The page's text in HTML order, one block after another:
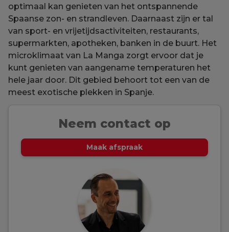
optimaal kan genieten van het ontspannende
Spaanse zon- en strandleven. Daarnaast zijn er tal
van sport- en vrijetijdsactiviteiten, restaurants,
supermarkten, apotheken, banken in de buurt. Het
microklimaat van La Manga zorgt ervoor dat je
kunt genieten van aangename temperaturen het
hele jaar door. Dit gebied behoort tot een van de
meest exotische plekken in Spanje.
Neem contact op
Maak afspraak